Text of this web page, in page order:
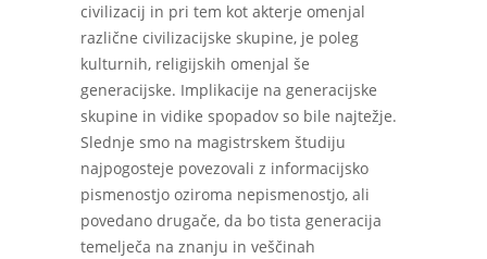
civilizacij in pri tem kot akterje omenjal
različne civilizacijske skupine, je poleg
kulturnih, religijskih omenjal še
generacijske. Implikacije na generacijske
skupine in vidike spopadov so bile najtežje.
Slednje smo na magistrskem študiju
najpogosteje povezovali z informacijsko
pismenostjo oziroma nepismenostjo, ali
povedano drugače, da bo tista generacija
temelječa na znanju in veščinah